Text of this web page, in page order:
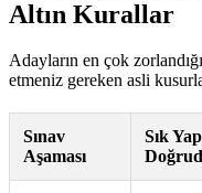
Altın Kurallar
Adayların en çok
etmeniz gereken asli
Sınav
Aşaması
Sık